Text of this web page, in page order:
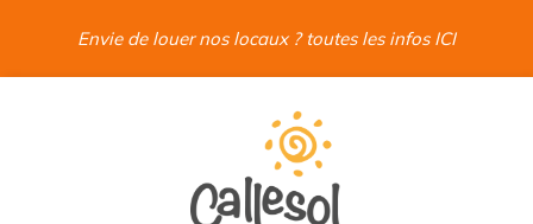
Envie de louer nos locaux ? toutes les infos ICI